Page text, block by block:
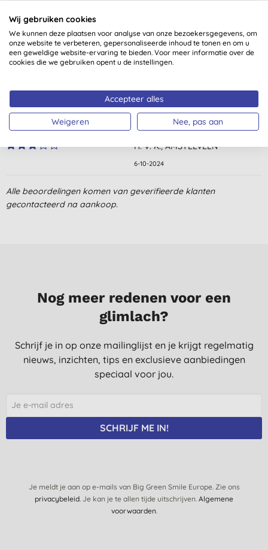
Klantbeoordelingen
3,0 beoordeling
Ik weet niet of het werkt want ik gebruik het nog maar twee
dagen, maar het heeft een hele aparte geur, dus ik vraag me af
of het nog wel goed is?
H. V. K., AMSTELVEEN
6-10-2024
Alle beoordelingen komen van geverifieerde klanten
gecontacteerd na aankoop.
Nog meer redenen voor een
glimlach?
Schrijf je in op onze mailinglijst en je krijgt regelmatig
nieuws, inzichten, tips en exclusieve aanbiedingen
speciaal voor jou.
SCHRIJF ME IN!
Je meldt je aan op e-mails van Big Green Smile Europe. Zie ons
privacybeleid. Je kan je te allen tijde uitschrijven. Algemene
voorwaarden.
Wij gebruiken cookies
We kunnen deze plaatsen voor analyse van onze bezoekersgegevens, om
onze website te verbeteren, gepersonaliseerde inhoud te tonen en om u
een geweldige website-ervaring te bieden. Voor meer informatie over de
cookies die we gebruiken opent u de instellingen.
Accepteer alles
Weigeren Nee, pas aan